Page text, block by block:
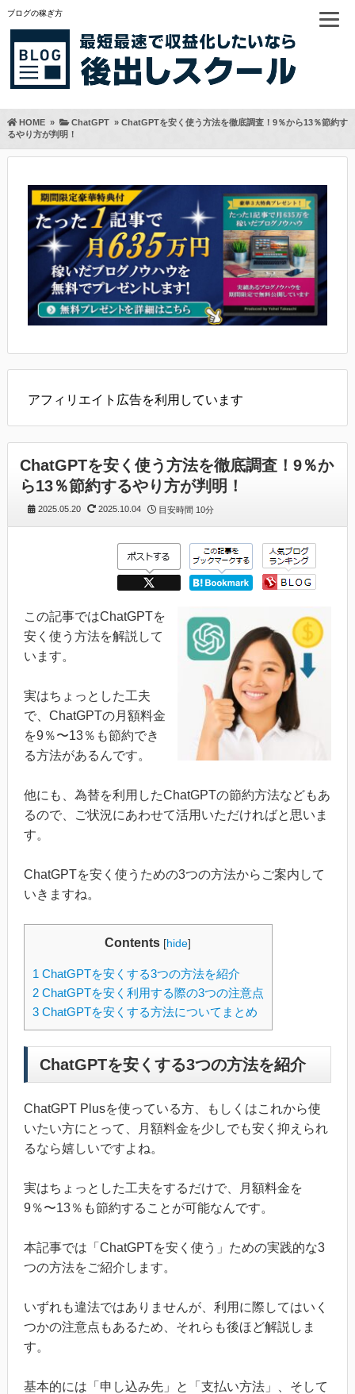
ブログの稼ぎ方
HOME» ChatGPT» ChatGPTを安く使う方法を徹底調査！9％から13％節約す
るやり方が判明！
アフィリエイト広告を利用しています
ChatGPTを安く使う方法を徹底調査！9％か
ら13％節約するやり方が判明！
2025.05.20 2025.10.04 目安時間 10分
この記事ではChatGPTを
安く使う方法を解説して
います。
実はちょっとした工夫
で、ChatGPTの月額料金
を9％〜13％も節約でき
る方法があるんです。
他にも、為替を利用したChatGPTの節約方法などもあ
るので、ご状況にあわせて活用いただければと思いま
す。
ChatGPTを安く使うための3つの方法からご案内して
いきますね。
Contents [hide]
1 ChatGPTを安くする3つの方法を紹介
2ChatGPTを安く利用する際の3つの注意点
3ChatGPTを安くする方法についてまとめ
ChatGPTを安くする3つの方法を紹介
ChatGPT Plusを使っている方、もしくはこれから使
いたい方にとって、月額料金を少しでも安く抑えられ
るなら嬉しいですよね。
実はちょっとした工夫をするだけで、月額料金を
9％〜13％も節約することが可能なんです。
本記事では「ChatGPTを安く使う」ための実践的な3
つの方法をご紹介します。
いずれも違法ではありませんが、利用に際してはいく
つかの注意点もあるため、それらも後ほど解説しま
す。
基本的には「申し込み先」と「支払い方法」、そして